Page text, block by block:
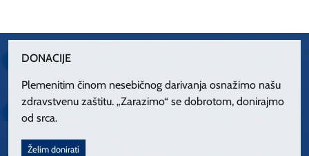
DONACIJE
Plemenitim činom nesebičnog darivanja osnažimo našu
zdravstvenu zaštitu. „Zarazimo“ se dobrotom, donirajmo
od srca.
Želim donirati